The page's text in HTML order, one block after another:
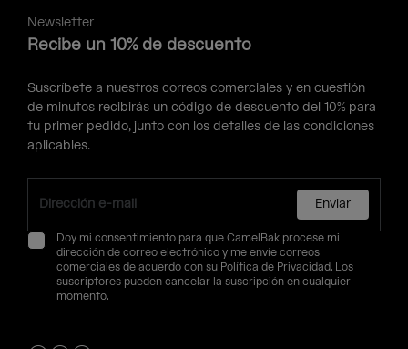
Newsletter
Recibe un 10% de descuento
Suscríbete a nuestros correos comerciales y en cuestión
de minutos recibirás un código de descuento del 10% para
tu primer pedido, junto con los detalles de las condiciones
aplicables.
Enviar
Doy mi consentimiento para que CamelBak procese mi
dirección de correo electrónico y me envíe correos
comerciales de acuerdo con su Política de Privacidad. Los
suscriptores pueden cancelar la suscripción en cualquier
momento.